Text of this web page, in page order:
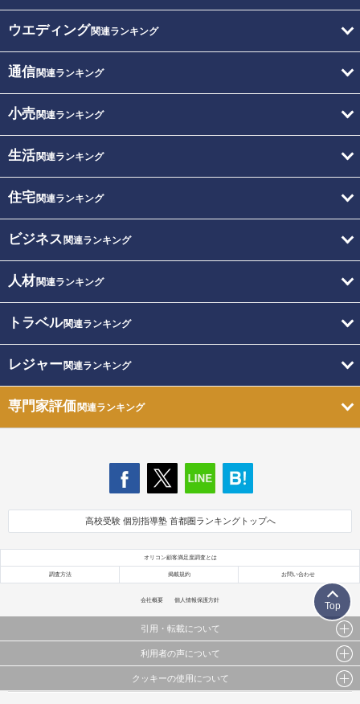
ウエディング関連ランキング
通信関連ランキング
小売関連ランキング
生活関連ランキング
住宅関連ランキング
ビジネス 関連ランキング
人材関連ランキング
トラベル関連ランキング
レジャー関連ランキング
専門家評価関連ランキング
高校受験 個別指導塾 首都圏ランキングトップへ
オリコン顧客満足度調査とは
調査方法 掲載規約 お問い合わせ
会社概要 個人情報保護方針
引用・転載について
当サイトで公開されている情報（文字、写真、イラスト、画像データ等）及びこれらの配置・
これらの情報を権利者の許可なく無断転載・複製などの二次利用を行うことは固く禁じており
利用者の声について
当サイトに掲載している内容はすべてサービスの利用者が提出された見解・感想です。
クッキーの使用について
Top